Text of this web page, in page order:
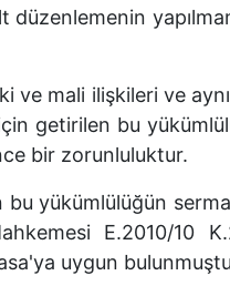
düzenlemenin
ve mali ilişkileri ve
için getirilen bu
bir zorunluluktur.
yükümlülüğün
E.2010/10
uygun